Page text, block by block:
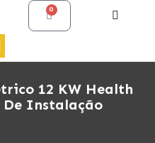
0
12 KW Health
De Instalação